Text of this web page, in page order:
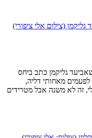
גליקמן כתב ביחס
מאחותי דליה,
זה לא משנה אבל מטרידים